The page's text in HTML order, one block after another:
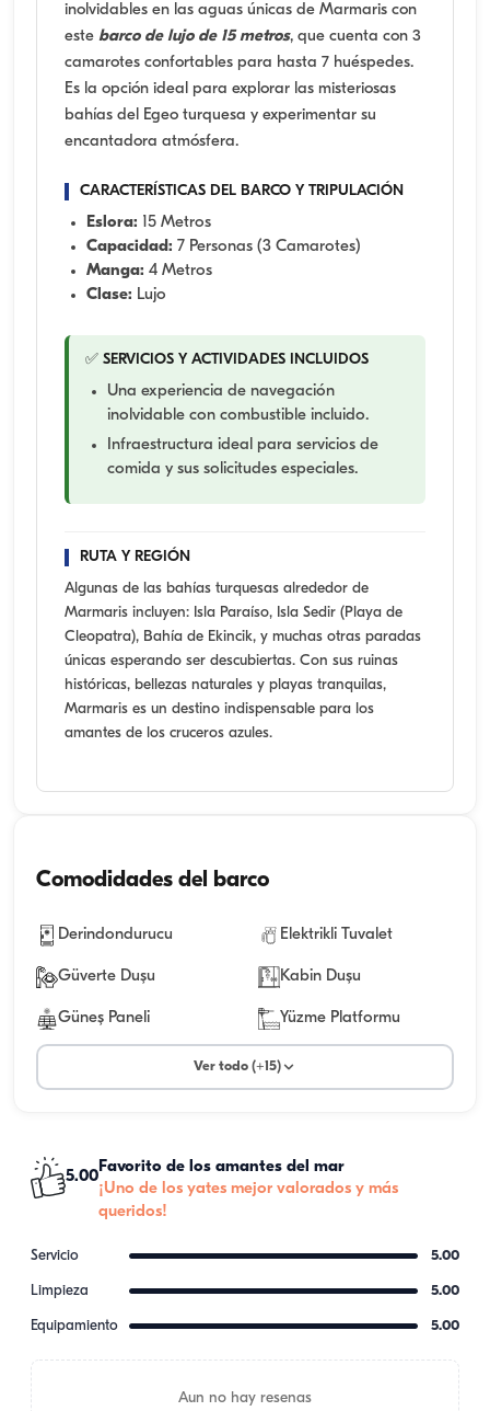
inolvidables en las aguas únicas de Marmaris con
este barco de lujo de 15 metros, que cuenta con 3
camarotes confortables para hasta 7 huéspedes.
Es la opción ideal para explorar las misteriosas
bahías del Egeo turquesa y experimentar su
encantadora atmósfera.
CARACTERÍSTICAS DEL BARCO Y TRIPULACIÓN
Eslora: 15 Metros
Capacidad: 7 Personas (3 Camarotes)
Manga: 4 Metros
Clase: Lujo
✅ SERVICIOS Y ACTIVIDADES INCLUIDOS
Una experiencia de navegación
inolvidable con combustible incluido.
Infraestructura ideal para servicios de
comida y sus solicitudes especiales.
RUTA Y REGIÓN
Algunas de las bahías turquesas alrededor de
Marmaris incluyen: Isla Paraíso, Isla Sedir (Playa de
Cleopatra), Bahía de Ekincik, y muchas otras paradas
únicas esperando ser descubiertas. Con sus ruinas
históricas, bellezas naturales y playas tranquilas,
Marmaris es un destino indispensable para los
amantes de los cruceros azules.
Comodidades del barco
Derindondurucu Elektrikli Tuvalet
Güverte Duşu Kabin Duşu
Güneş Paneli Yüzme Platformu
Ver todo (+15)
5.00
Favorito de los amantes del mar
¡Uno de los yates mejor valorados y más
queridos!
Servicio 5.00
Limpieza 5.00
Equipamiento 5.00
Aun no hay resenas